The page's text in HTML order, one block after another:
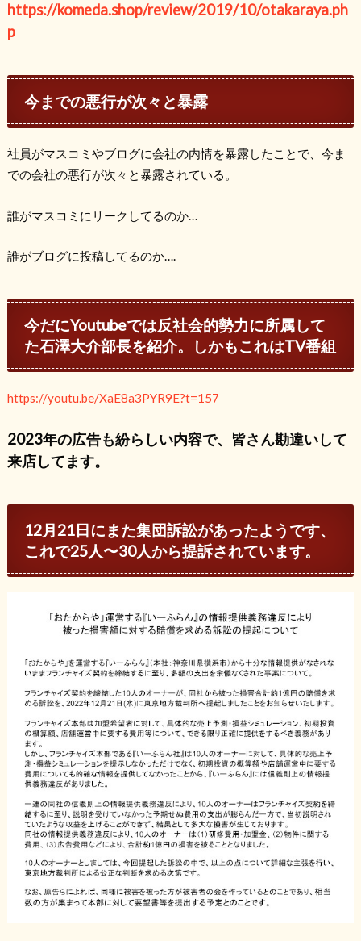
https://komeda.shop/review/2019/10/otakaraya.ph
p
今までの悪行が次々と暴露
社員がマスコミやブログに会社の内情を暴露したことで、今ま
での会社の悪行が次々と暴露されている。
誰がマスコミにリークしてるのか…
誰がブログに投稿してるのか….
今だにYoutubeでは反社会的勢力に所属して
た石澤大介部長を紹介。しかもこれはTV番組
https://youtu.be/XaE8a3PYR9E?t=157
2023年の広告も紛らしい内容で、皆さん勘違いして
来店してます。
12月21日にまた集団訴訟があったようです、
これで25人〜30人から提訴されています。